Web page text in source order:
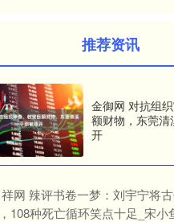
推荐资讯
金御网 对抗组
额财物，东莞清
开
网 辣评书卷一梦：刘宇宁将
108种死亡循环笑点十足_宋小